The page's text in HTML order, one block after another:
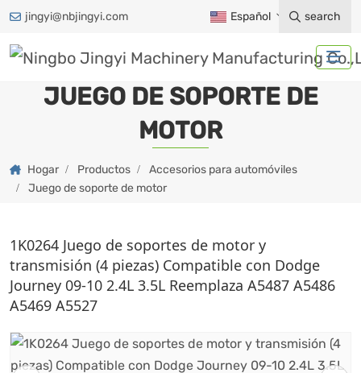
jingyi@nbjingyi.com Español search
JUEGO DE SOPORTE DE
MOTOR
Hogar Productos
Accesorios para automóviles
Juego de soporte de motor
1K0264 Juego de soportes de motor y
transmisión (4 piezas) Compatible con Dodge
Journey 09-10 2.4L 3.5L Reemplaza A5487 A5486
A5469 A5527